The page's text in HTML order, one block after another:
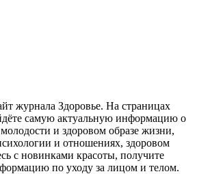
журнала Здоровье. На страницах
самую актуальную информацию о
и здоровом образе жизни,
и отношениях, здоровом
с новинками красоты, получите
по уходу за лицом и телом.